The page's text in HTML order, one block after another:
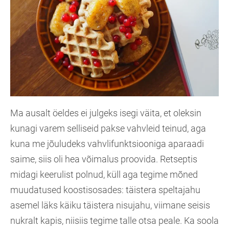
Ma ausalt öeldes ei julgeks isegi väita, et oleksin
kunagi varem selliseid pakse vahvleid teinud, aga
kuna me jõuludeks vahvlifunktsiooniga aparaadi
saime, siis oli hea võimalus proovida. Retseptis
midagi keerulist polnud, küll aga tegime mõned
muudatused koostisosades: täistera speltajahu
asemel läks käiku täistera nisujahu, viimane seisis
nukralt kapis, niisiis tegime talle otsa peale. Ka soola